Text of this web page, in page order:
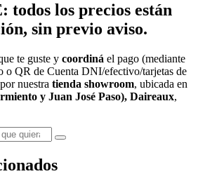
los precios están
sin previo aviso.
te guste y coordiná el pago (mediante
o QR de Cuenta DNI/efectivo/tarjetas de
por nuestra tienda showroom, ubicada en
y Juan José Paso), Daireaux,